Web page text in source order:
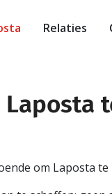
Relaties
om Laposta